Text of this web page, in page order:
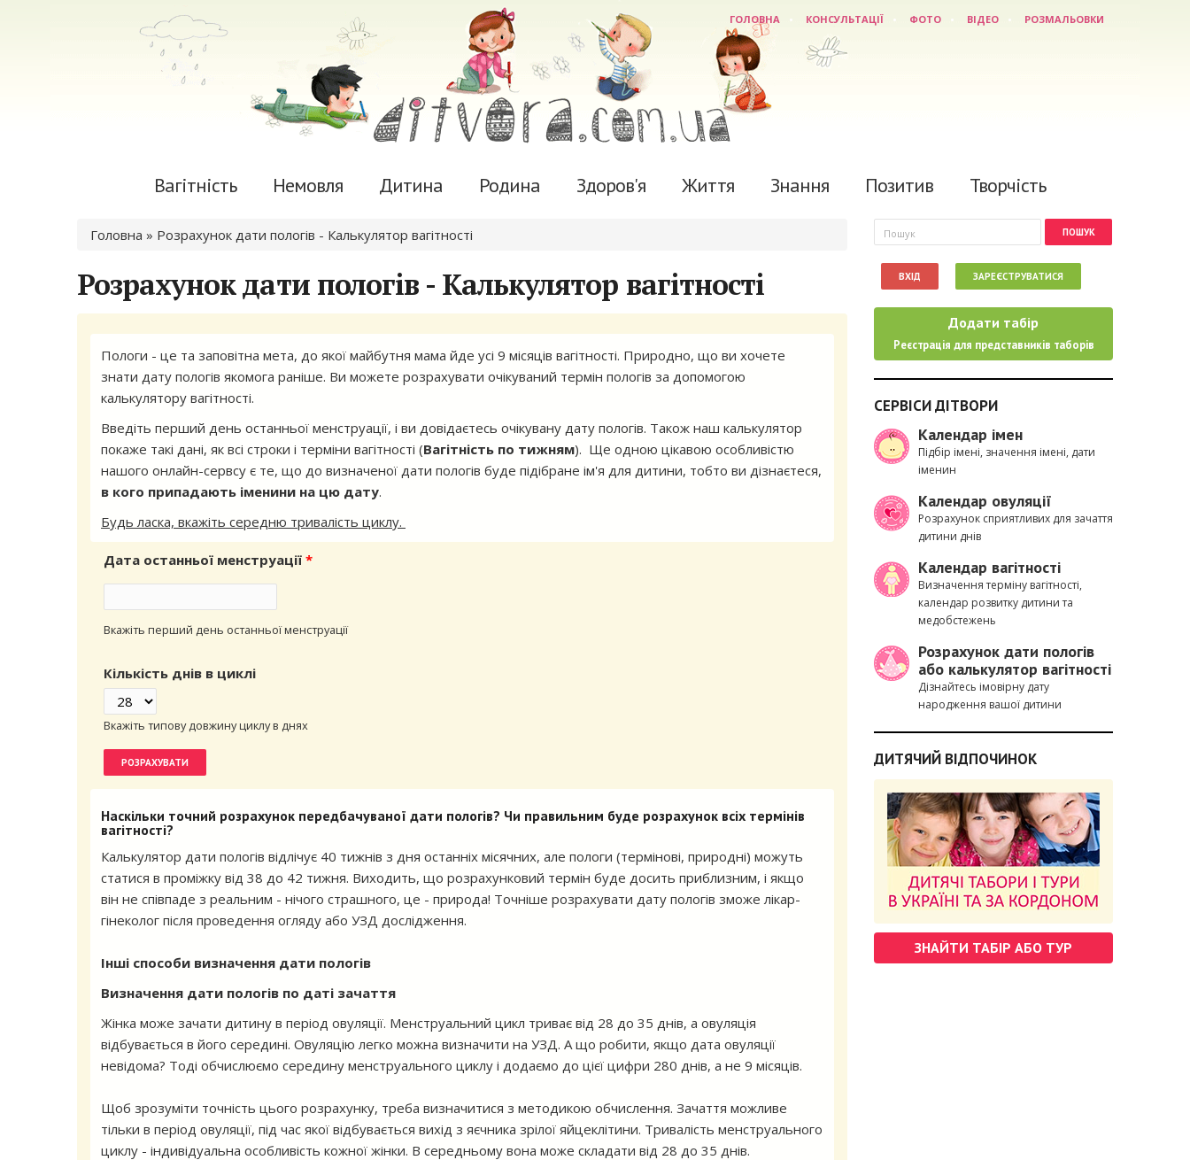
ГОЛОВНА КОНСУЛЬТАЦІЇ ФОТО ВІДЕО РОЗМАЛЬОВКИ
Вагітність Немовля Дитина Родина Здоров'я Життя Знання Позитив Творчість
Ви є тут
Головна » Розрахунок дати пологів - Калькулятор вагітності
Розрахунок дати пологів - Калькулятор вагітності
Пологи - це та заповітна мета, до якої майбутня мама йде усі 9 місяців вагітності. Природно, що ви хочете
знати дату пологів якомога раніше. Ви можете розрахувати очікуваний термін пологів за допомогою
калькулятору вагітності.
Введіть перший день останньої менструації, і ви довідаєтесь очікувану дату пологів. Також наш калькулятор
покаже такі дані, як всі строки і терміни вагітності (Вагітність по тижням). Ще одною цікавою особливістю
нашого онлайн-сервсу є те, що до визначеної дати пологів буде підібране ім'я для дитини, тобто ви дізнаєтеся,
в кого припадають іменини на цю дату.
Будь ласка, вкажіть середню тривалість циклу.
Дата останньої менструації *
Вкажіть перший день останньої менструації
Кількість днів в циклі
Вкажіть типову довжину циклу в днях
Наскільки точний розрахунок передбачуваної дати пологів? Чи правильним буде розрахунок всіх термінів
вагітності?
Калькулятор дати пологів відлічує 40 тижнів з дня останніх місячних, але пологи (термінові, природні) можуть
статися в проміжку від 38 до 42 тижня. Виходить, що розрахунковий термін буде досить приблизним, і якщо
він не співпаде з реальним - нічого страшного, це - природа! Точніше розрахувати дату пологів зможе лікар-
гінеколог після проведення огляду або УЗД дослідження.
Інші способи визначення дати пологів
Визначення дати пологів по даті зачаття
Жінка може зачати дитину в період овуляції. Менструальний цикл триває від 28 до 35 днів, а овуляція
відбувається в його середині. Овуляцію легко можна визначити на УЗД. А що робити, якщо дата овуляції
невідома? Тоді обчислюємо середину менструального циклу і додаємо до цієї цифри 280 днів, а не 9 місяців.
Щоб зрозуміти точність цього розрахунку, треба визначитися з методикою обчислення. Зачаття можливе
тільки в період овуляції, під час якої відбувається вихід з яєчника зрілої яйцеклітини. Тривалість менструального
циклу - індивідуальна особливість кожної жінки. В середньому вона може складати від 28 до 35 днів.
Пошукова форма
Пошук
ВХІД ЗАРЕЄСТРУВАТИСЯ
Додати табір
Реєстрація для представників таборів
СЕРВІСИ ДІТВОРИ
Календар імен
Підбір імені, значення імені, дати
іменин
Календар овуляції
Розрахунок сприятливих для зачаття
дитини днів
Календар вагітності
Визначення терміну вагітності,
календар розвитку дитини та
медобстежень
Розрахунок дати пологів
або калькулятор вагітності
Дізнайтесь імовірну дату
народження вашої дитини
ДИТЯЧИЙ ВІДПОЧИНОК
ЗНАЙТИ ТАБІР АБО ТУР